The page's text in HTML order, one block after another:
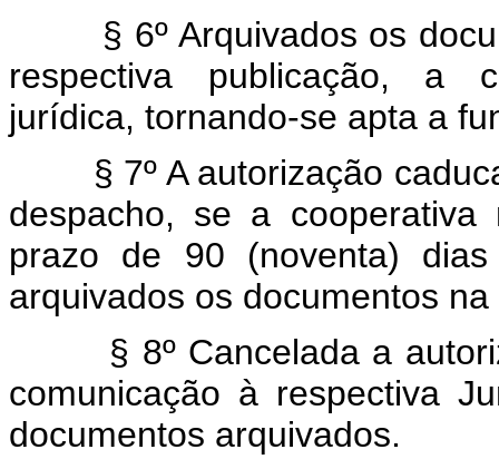
§ 6º Arquivados os
respectiva publicação, a
jurídica, tornando-se apta a
§ 7º A autorização
despacho, se a
prazo de 90 (noventa)
arquivados os documentos
§ 8º Cancelada a
comunicação à respectiva
documentos arquivados.